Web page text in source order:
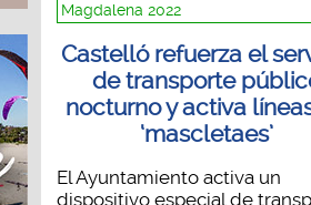
Magdalena 2022
Castelló refuerza el
de transporte
nocturno y activa
‘mascletaes’
El Ayuntamiento activa un
dispositivo especial de